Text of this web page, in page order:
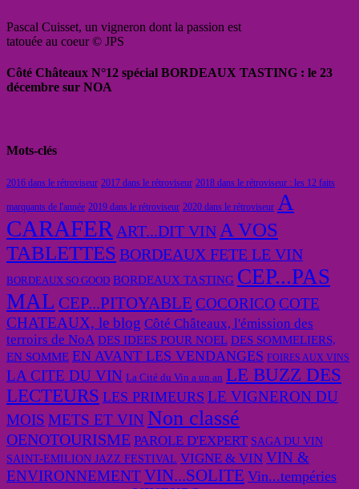
Pascal Cuisset, un vigneron dont la passion est
tatouée au coeur © JPS
Côté Châteaux N°12 spécial BORDEAUX TASTING : le 23
décembre sur NOA
Mots-clés
2016 dans le rétroviseur 2017 dans le rétroviseur 2018 dans le rétroviseur : les 12 faits
marquants de l'année 2019 dans le rétroviseur 2020 dans le rétroviseur A
CARAFER ART...DIT VIN A VOS
TABLETTES BORDEAUX FETE LE VIN
BORDEAUX SO GOOD BORDEAUX TASTING CEP...PAS
MAL CEP...PITOYABLE COCORICO COTE
CHATEAUX, le blog Côté Châteaux, l'émission des
terroirs de NoA DES IDEES POUR NOEL DES SOMMELIERS,
EN SOMME EN AVANT LES VENDANGES FOIRES AUX VINS
LA CITE DU VIN La Cité du Vin a un an LE BUZZ DES
LECTEURS LES PRIMEURS LE VIGNERON DU
MOIS METS ET VIN Non classé
OENOTOURISME PAROLE D'EXPERT SAGA DU VIN
SAINT-EMILION JAZZ FESTIVAL VIGNE & VIN VIN &
ENVIRONNEMENTVIN...SOLITE Vin...tempéries